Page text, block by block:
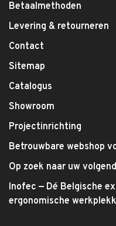
Betaalmethoden
Levering & retourneren
Contact
Sitemap
Catalogus
Showroom
Projectinrichting
Betrouwbare webshop
Op zoek naar uw
Inofec — Dé Belgische
ergonomische